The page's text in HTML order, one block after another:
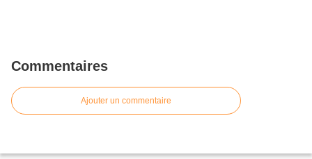
Commentaires
Ajouter un commentaire